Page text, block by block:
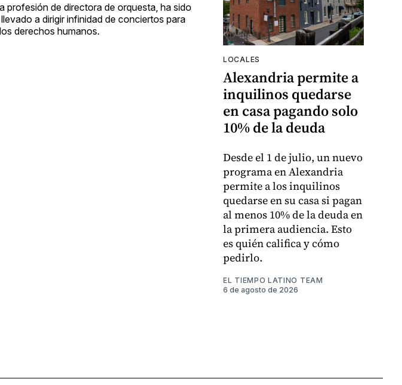
profesión de directora de orquesta, ha sido
a dirigir infinidad de conciertos para
derechos humanos.
LOCALES
Alexandria permite a
inquilinos quedarse
en casa pagando solo
10% de la deuda
Desde el 1 de julio, un nuevo
programa en Alexandria
permite a los inquilinos
quedarse en su casa si pagan
al menos 10% de la deuda en
la primera audiencia. Esto
es quién califica y cómo
pedirlo.
EL TIEMPO LATINO TEAM
6 de agosto de 2026